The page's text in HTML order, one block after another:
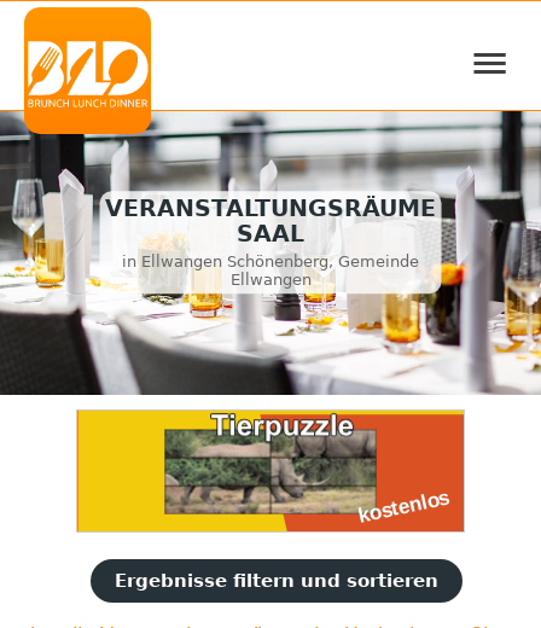
≡
VERANSTALTUNGSRÄUME
SAAL
in Ellwangen Schönenberg, Gemeinde
Ellwangen
Ergebnisse filtern und sortieren